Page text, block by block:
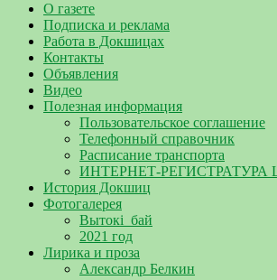
О газете
Подписка и реклама
Работа в Докшицах
Контакты
Объявления
Видео
Полезная информация
Пользовательское соглашение
Телефонный справочник
Расписание транспорта
ИНТЕРНЕТ-РЕГИСТРАТУРА
История Докшиц
Фотогалерея
Вытокі_бай
2021 год
Лирика и проза
Александр Белкин